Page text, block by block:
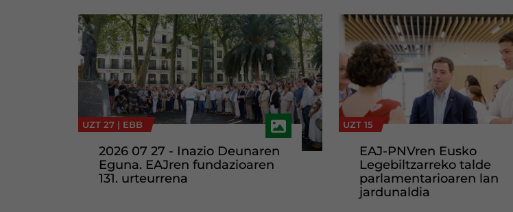
UZT 27 | EBB
2026 07 27 - Inazio Deunaren
Eguna. EAJren fundazioaren
131. urteurrena
UZT 15
EAJ-PNVren Eusko
Legebiltzarreko talde
parlamentarioaren lan
jardunaldia